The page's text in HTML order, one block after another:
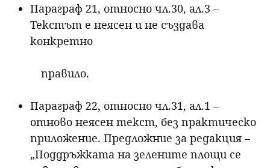
Параграф 21, относно чл.30, ал.3 –
Текстът е неясен и не създава
конкретно
правило.
Параграф 22, относно чл.31, ал.1 –
отново неясен текст, без практическо
приложение. Предложние за редакция –
„Поддръжката на зелените площи се